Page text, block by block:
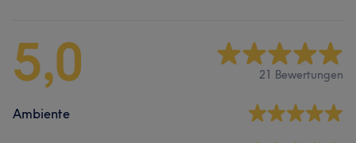
5,0 21 Bewertungen
Ambiente